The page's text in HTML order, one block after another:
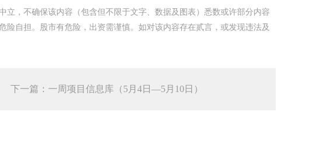
，不确保该内容（包含但不限于文字、数据及图表）悉数或许部分内容
自担。股市有危险，出资需谨慎。如对该内容存在贰言，或发现违法及
下一篇：一周项目信息库（5月4日—5月10日）